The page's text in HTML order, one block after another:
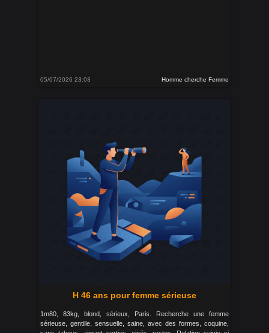
05/07/2026 23:03 Homme cherche Femme
H 46 ans pour femme sérieuse
1m80, 83kg, blond, sérieux, Paris. Recherche une femme
sérieuse, gentille, sensuelle, saine, avec des formes, coquine,